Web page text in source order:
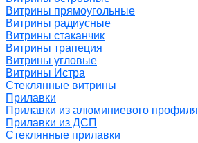
Витрины прямоугольные
Витрины радиусные
Витрины стаканчик
Витрины трапеция
Витрины угловые
Витрины Истра
Стеклянные витрины
Прилавки
Прилавки из алюминиевого профиля
Прилавки из ДСП
Стеклянные прилавки